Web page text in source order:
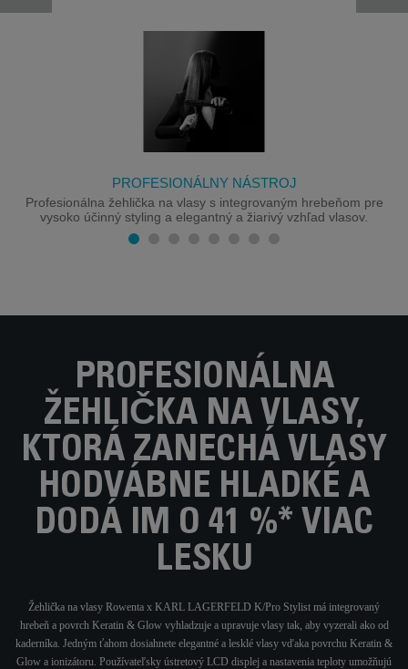
PROFESIONÁLNY NÁSTROJ
Profesionálna žehlička na vlasy s integrovaným hrebeňom pre
vysoko účinný styling a elegantný a žiarivý vzhľad vlasov.
PROFESIONÁLNA
ŽEHLIČKA NA VLASY,
KTORÁ ZANECHÁ VLASY
HODVÁBNE HLADKÉ A
DODÁ IM O 41 %* VIAC
LESKU
Žehlička na vlasy Rowenta x KARL LAGERFELD K/Pro Stylist má integrovaný
hrebeň a povrch Keratin & Glow vyhladzuje a upravuje vlasy tak, aby vyzerali ako od
kaderníka. Jedným ťahom dosiahnete elegantné a lesklé vlasy vďaka povrchu Keratin &
Glow a ionizátoru. Používateľsky ústretový LCD displej a nastavenia teploty umožňujú